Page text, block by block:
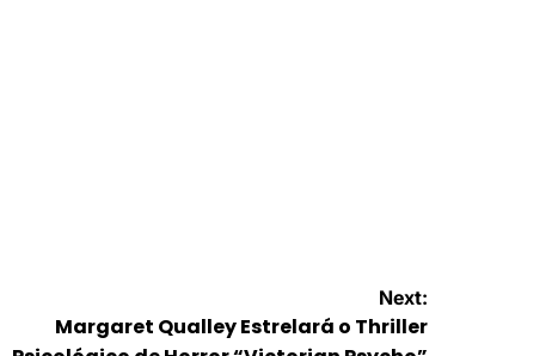
Next:
Margaret Qualley Estrelará o Thriller